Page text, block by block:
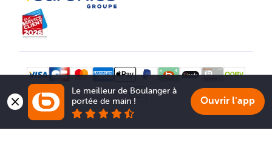
Le meilleur de Boulanger à
portée de main !
Ouvrir l'app